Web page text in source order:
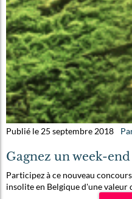
Publié le 25 septembre 2018
Gagnez un week-
Participez à ce nouveau
insolite en Belgique d'une valeur